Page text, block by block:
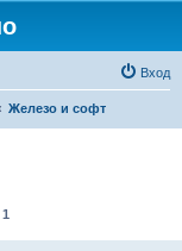
Вход
Железо и софт
1